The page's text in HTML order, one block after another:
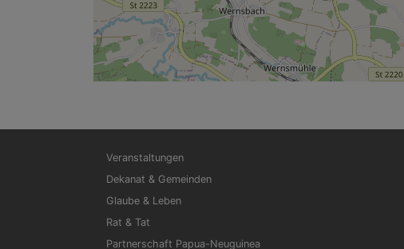
Hauptnavigation
Veranstaltungen
Dekanat & Gemeinden
Glaube & Leben
Rat & Tat
Partnerschaft Papua-Neuguinea